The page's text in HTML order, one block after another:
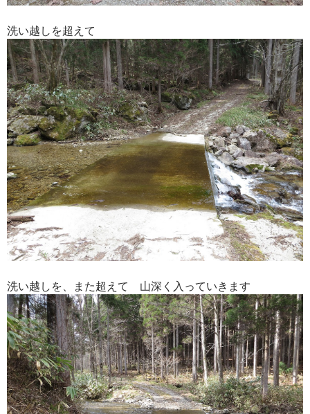
洗い越しを超えて
洗い越しを、また超えて 山深く入っていきます